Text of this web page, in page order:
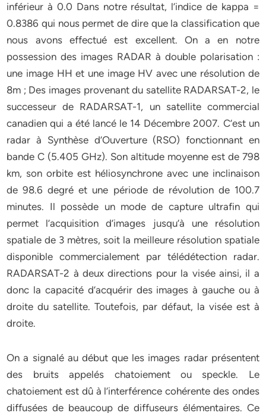
inférieur à 0.0 Dans notre résultat, l’indice de kappa =
0.8386 qui nous permet de dire que la classification que
nous avons effectué est excellent. On a en notre
possession des images RADAR à double polarisation :
une image HH et une image HV avec une résolution de
8m ; Des images provenant du satellite RADARSAT-2, le
successeur de RADARSAT-1, un satellite commercial
canadien qui a été lancé le 14 Décembre 2007. C’est un
radar à Synthèse d’Ouverture (RSO) fonctionnant en
bande C (5.405 GHz). Son altitude moyenne est de 798
km, son orbite est héliosynchrone avec une inclinaison
de 98.6 degré et une période de révolution de 100.7
minutes. Il possède un mode de capture ultrafin qui
permet l’acquisition d’images jusqu’à une résolution
spatiale de 3 mètres, soit la meilleure résolution spatiale
disponible commercialement par télédétection radar.
RADARSAT-2 à deux directions pour la visée ainsi, il a
donc la capacité d’acquérir des images à gauche ou à
droite du satellite. Toutefois, par défaut, la visée est à
droite.
On a signalé au début que les images radar présentent
des bruits appelés chatoiement ou speckle. Le
chatoiement est dû à l’interférence cohérente des ondes
diffusées de beaucoup de diffuseurs élémentaires. Ce